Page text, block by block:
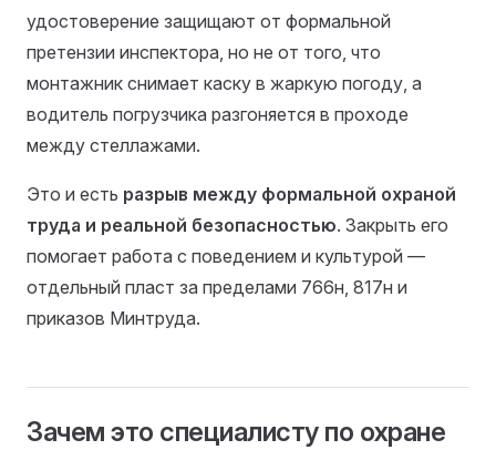
удостоверение защищают от формальной
претензии инспектора, но не от того, что
монтажник снимает каску в жаркую погоду, а
водитель погрузчика разгоняется в проходе
между стеллажами.
Это и есть разрыв между формальной охраной
труда и реальной безопасностью. Закрыть его
помогает работа с поведением и культурой —
отдельный пласт за пределами 766н, 817н и
приказов Минтруда.
Зачем это специалисту по охране